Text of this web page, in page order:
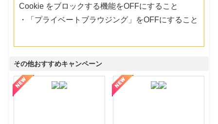
Cookie をブロックする機能をOFFにすること
・「プライベートブラウジング」をOFFにすること
その他おすすめキャンペーン